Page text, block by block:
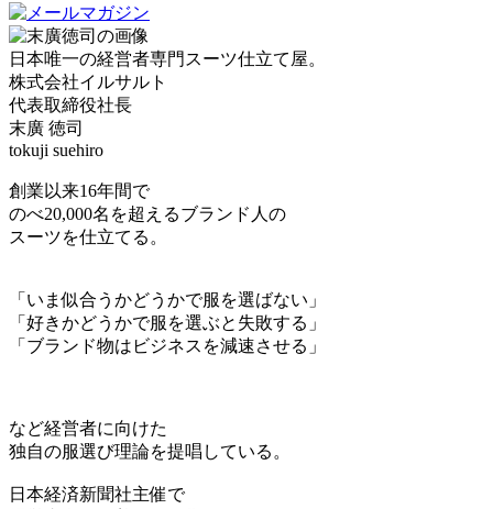
日本唯一の経営者専門スーツ仕立て屋。
株式会社イルサルト
代表取締役社長
末廣 徳司
tokuji suehiro
創業以来16年間で
のべ20,000名を超えるブランド人の
スーツを仕立てる。
「いま似合うかどうかで服を選ばない」
「好きかどうかで服を選ぶと失敗する」
「ブランド物はビジネスを減速させる」
など経営者に向けた
独自の服選び理論を提唱している。
日本経済新聞社主催で